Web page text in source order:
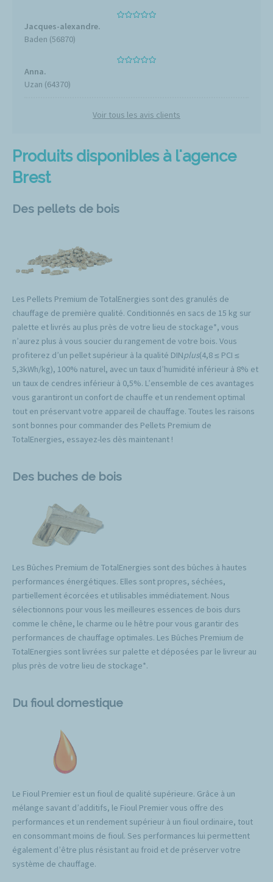
Produits disponibles à l'agence
Brest
Des pellets de bois
Les Pellets Premium de TotalEnergies sont des granulés de
chauffage de première qualité. Conditionnés en sacs de 15 kg sur
palette et livrés au plus près de votre lieu de stockage*, vous
n’aurez plus à vous soucier du rangement de votre bois. Vous
profiterez d’un pellet supérieur à la qualité DINplus(4,8 ≤ PCI ≤
5,3kWh/kg), 100% naturel, avec un taux d’humidité inférieur à 8% et
un taux de cendres inférieur à 0,5%. L’ensemble de ces avantages
vous garantiront un confort de chauffe et un rendement optimal
tout en préservant votre appareil de chauffage. Toutes les raisons
sont bonnes pour commander des Pellets Premium de
TotalEnergies, essayez-les dès maintenant !
Des buches de bois
Les Bûches Premium de TotalEnergies sont des bûches à hautes
performances énergétiques. Elles sont propres, séchées,
partiellement écorcées et utilisables immédiatement. Nous
sélectionnons pour vous les meilleures essences de bois durs
comme le chêne, le charme ou le hêtre pour vous garantir des
performances de chauffage optimales. Les Bûches Premium de
TotalEnergies sont livrées sur palette et déposées par le livreur au
plus près de votre lieu de stockage*.
Du fioul domestique
Le Fioul Premier est un fioul de qualité supérieure. Grâce à un
mélange savant d’additifs, le Fioul Premier vous offre des
performances et un rendement supérieur à un fioul ordinaire, tout
en consommant moins de fioul. Ses performances lui permettent
également d’être plus résistant au froid et de préserver votre
système de chauffage.
Jacques-alexandre.
Baden (56870)
Anna.
Uzan (64370)
Voir tous les avis clients